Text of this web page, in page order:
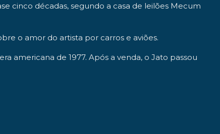
cinco décadas, segundo a casa de leilões Mecum
o amor do artista por carros e aviões.
americana de 1977. Após a venda, o Jato passou